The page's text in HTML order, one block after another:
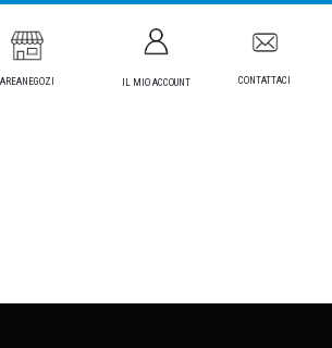
AREANEGOZI IL MIO ACCOUNT CONTATTACI